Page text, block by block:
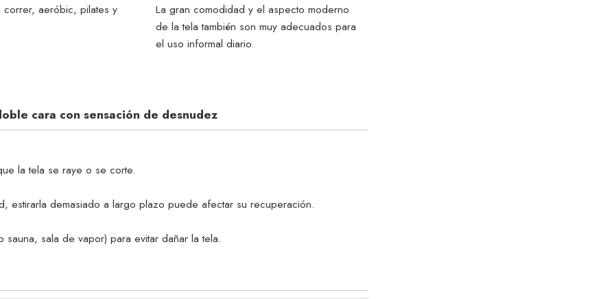
aeróbic, pilates y
La gran comodidad y el aspecto moderno
de la tela también son muy adecuados para
el uso informal diario.
cara con sensación de desnudez
la tela se raye o se corte.
estirarla demasiado a largo plazo puede afectar su recuperación.
sala de vapor) para evitar dañar la tela.